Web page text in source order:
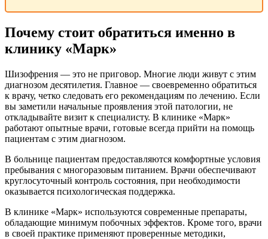
Почему стоит обратиться именно в
клинику «Марк»
Шизофрения — это не приговор. Многие люди живут с этим
диагнозом десятилетия. Главное — своевременно обратиться
к врачу, четко следовать его рекомендациям по лечению. Если
вы заметили начальные проявления этой патологии, не
откладывайте визит к специалисту. В клинике «Марк»
работают опытные врачи, готовые всегда прийти на помощь
пациентам с этим диагнозом.
В больнице пациентам предоставляются комфортные условия
пребывания с многоразовым питанием. Врачи обеспечивают
круглосуточный контроль состояния, при необходимости
оказывается психологическая поддержка.
В клинике «Марк» используются современные препараты,
обладающие минимум побочных эффектов. Кроме того, врачи
в своей практике применяют проверенные методики,